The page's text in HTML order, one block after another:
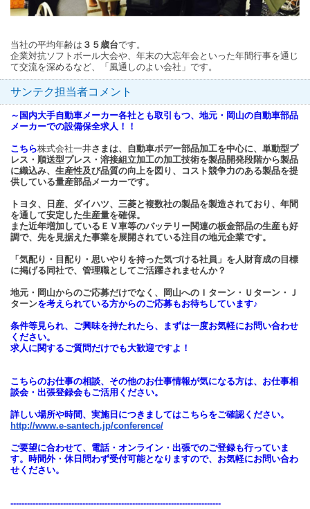
当社の平均年齢は ３５歳台です。
企業対抗ソフトボール大会や、年末の大忘年会といった年間行事を通じ
て交流を深めるなど、「風通しのよい会社」です。
サンテク担当者コメント
～国内大手自動車メーカー各社とも取引もつ、地元・岡山の自動車部品
メーカーでの設備保全求人！！
こちら株式会社一井さまは、自動車ボデー部品加工を中心に、単動型プ
レス・順送型プレス・溶接組立加工の加工技術を製品開発段階から製品
に織込み、生産性及び品質の向上を図り、コスト競争力のある製品を提
供している量産部品メーカーです。
トヨタ、日産、ダイハツ、三菱と複数社の製品を製造されており、年間
を通して安定した生産量を確保。
また近年増加しているＥＶ車等のバッテリー関連の板金部品の生産も好
調で、先を見据えた事業を展開されている注目の地元企業です。
「気配り・目配り・思いやりを持った気づける社員」を人財育成の目標
に掲げる同社で、管理職としてご活躍されませんか？
地元・岡山からのご応募だけでなく、岡山へのＩターン・Ｕターン・Ｊ
ターンを考えられている方からのご応募もお待ちしています♪
条件等見られ、ご興味を持たれたら、まずは一度お気軽にお問い合わせ
ください。
求人に関するご質問だけでも大歓迎ですよ！
こちらのお仕事の相談、その他のお仕事情報が気になる方は、お仕事相
談会・出張登録会もご活用ください。
詳しい場所や時間、実施日につきましてはこちらをご確認ください。
http://www.e-santech.jp/conference/
ご要望に合わせて、電話・オンライン・出張でのご登録も行っていま
す。時間外・休日問わず受付可能となりますので、お気軽にお問い合わ
せください。
----------------------------------------------------------------------------